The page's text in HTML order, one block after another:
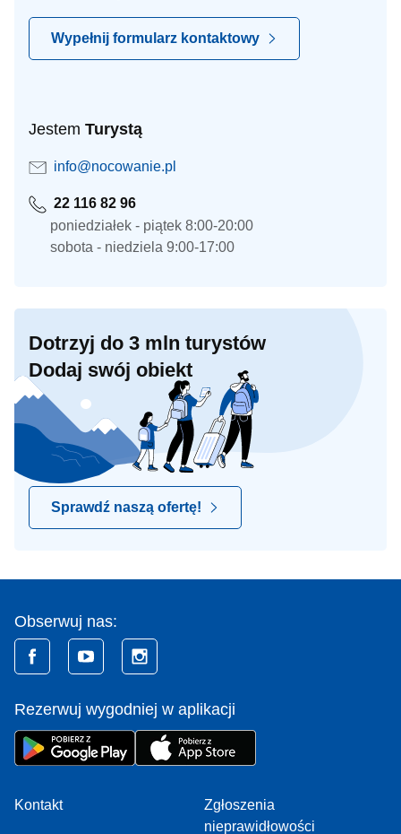
Wypełnij formularz kontaktowy
Jestem Turystą
info@nocowanie.pl
22 116 82 96
poniedziałek - piątek 8:00-20:00
sobota - niedziela 9:00-17:00
Dotrzyj do 3 mln turystów
Dodaj swój obiekt
Sprawdź naszą ofertę!
Obserwuj nas:
Rezerwuj wygodniej w aplikacji
Kontakt
Zgłoszenia
nieprawidłowości